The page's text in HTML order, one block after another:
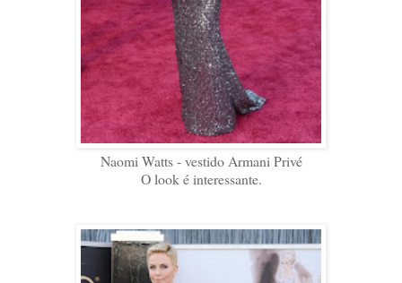
Naomi Watts - vestido Armani Privé
O look é interessante.